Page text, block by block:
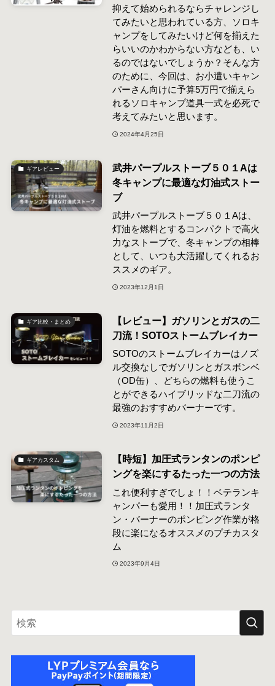
抑えて始められるならチャレンジし
てみたいと思われている方、ソロキ
ャンプをしてみたいけど何を揃えた
らいいのかわからない方なども、い
るのではないでしょうか？そんな方
のために、今回は、お小遣いキャン
パーさん向けに予算5万円で揃えら
れるソロキャンプ道具一式を必死で
考えてみたいと思います。
2024年4月25日
ギアレビュー
武井パープルストーブ５０１Aは
冬キャンプに最適な灯油式ストー
ブ
武井パープルストーブ５０１Aは、
灯油を燃料とするコンパクトで高火
力なストーブで、冬キャンプの相棒
として、いつも大活躍してくれるお
ススメのギア。
2023年12月1日
ギア比較・まとめ
【レビュー】ガソリンとガスの二
刀流！SOTOストームブレイカー
SOTOのストームブレイカーはノズ
ル交換なしでガソリンとガスボンベ
（OD缶）、どちらの燃料も使うこ
とができるハイブリッドな二刀流の
最強のおすすめバーナーです。
2023年11月2日
ギアカスタム
【時短】加圧式ランタンのポンピ
ングを楽にするたった一つの方法
これ便利すぎでしょ！！ベテランキ
ャンパーも愛用！！加圧式ランタ
ン・バーナーのポンピング作業が格
段に楽になるオススメのプチカスタ
ム
2023年9月4日